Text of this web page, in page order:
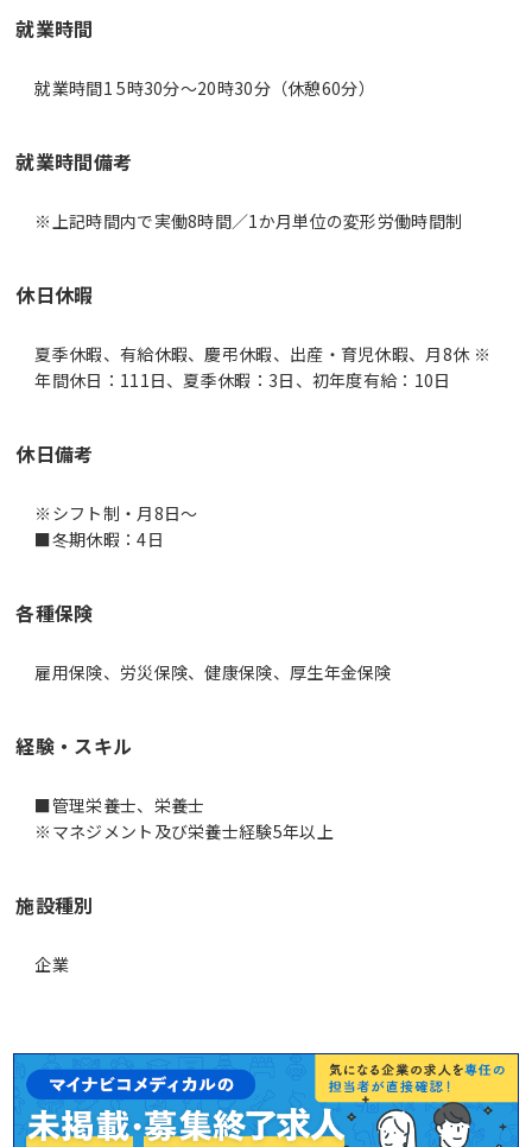
就業時間
就業時間1 5時30分〜20時30分（休憩60分）
就業時間備考
休日休暇
夏季休暇、有給休暇、慶弔休暇、出産・育児休暇、月8休 ※
年間休日：111日、夏季休暇：3日、初年度有給：10日
休日備考
※シフト制・月8日～
■冬期休暇：4日
各種保険
雇用保険、労災保険、健康保険、厚生年金保険
経験・スキル
■管理栄養士、栄養士
※マネジメント及び栄養士経験5年以上
施設種別
企業